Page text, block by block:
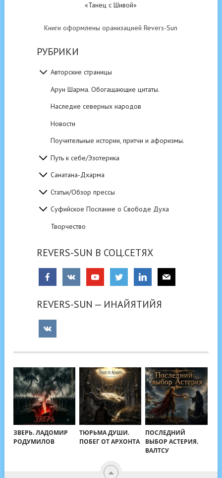
«Танец с Шивой»
Книги оформлены оранизацией Revers-Sun
РУБРИКИ
Авторские страницы
Арун Шарма. Обогащающие цитаты.
Наследие северных народов
Новости
Поучительные истории, притчи и афоризмы.
Путь к себе/Эзотерика
Санатана-Дхарма
Статьи/Обзор прессы
Суфийское Послание о Свободе Духа
Творчество
REVERS-SUN В СОЦ.СЕТЯХ
REVERS-SUN — ИНАЙЯТИЙЯ
ЗВЕРЬ. ЛАДОМИР
РОДУМИЛОВ
ТЮРЬМА ДУШИ.
ПОБЕГ ОТ АРХОНТА
ПОСЛЕДНИЙ
ВЫБОР АСТЕРИЯ.
ВАЛТСУ